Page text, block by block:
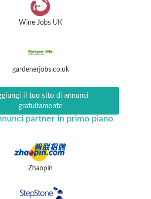
Wine Jobs UK
gardenerjobs.co.uk
il tuo sito di annunci
gratuitamente
partner in primo piano
Zhaopin